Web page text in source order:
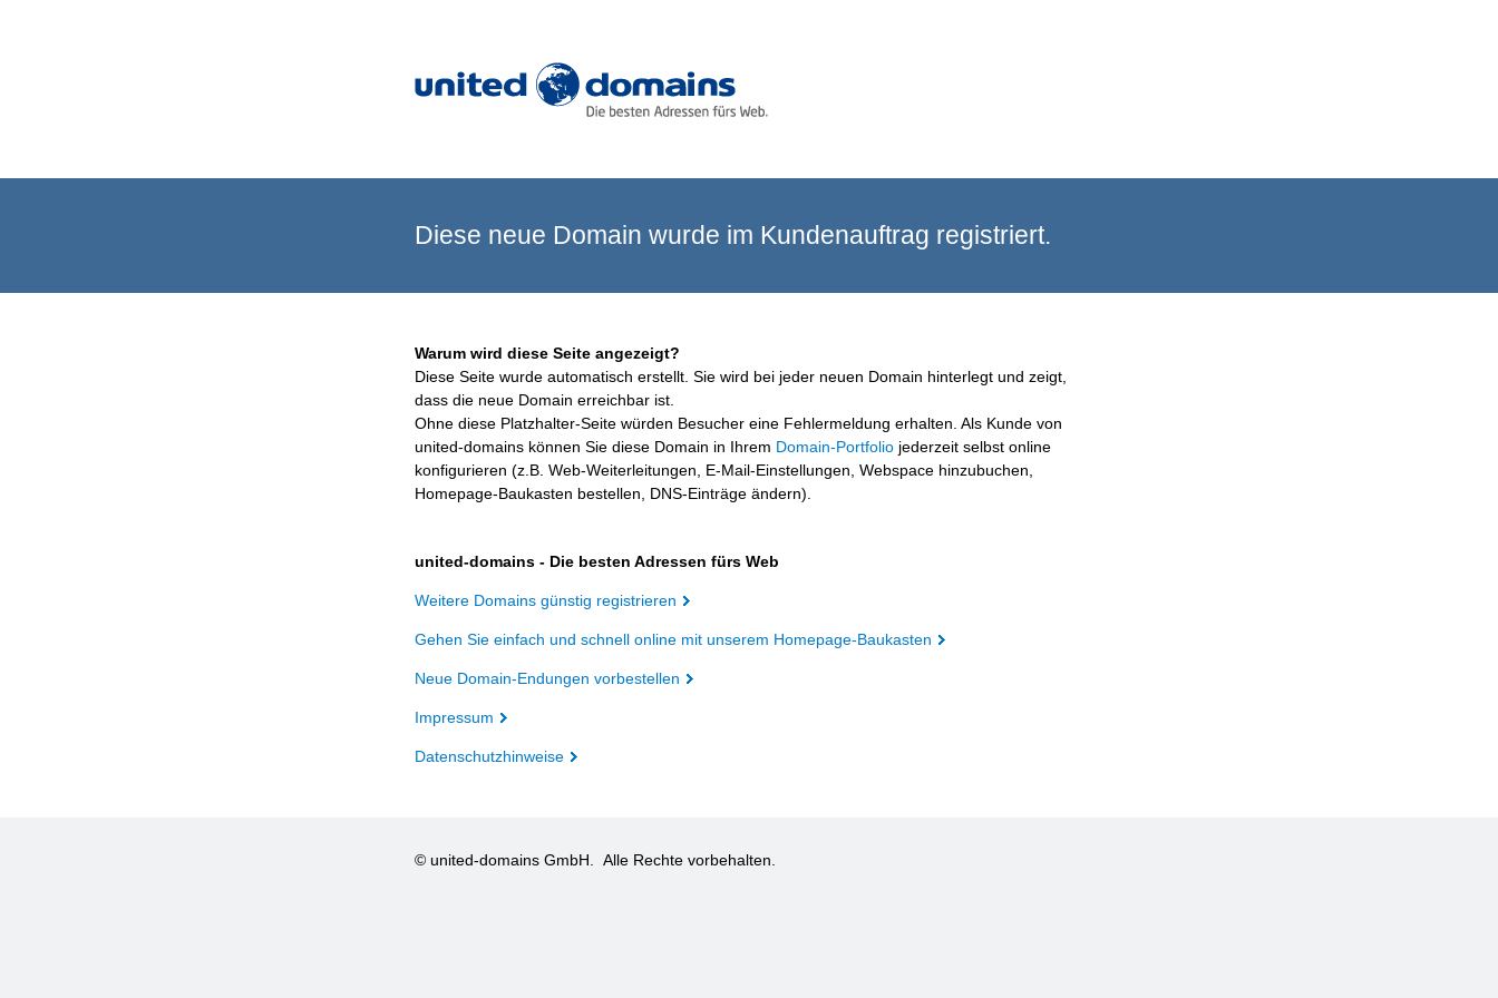
Diese neue Domain wurde im Kundenauftrag registriert.
Warum wird diese Seite angezeigt?
Diese Seite wurde automatisch erstellt. Sie wird bei jeder neuen Domain hinterlegt und zeigt,
dass die neue Domain erreichbar ist.
Ohne diese Platzhalter-Seite würden Besucher eine Fehlermeldung erhalten. Als Kunde von
united-domains können Sie diese Domain in Ihrem Domain-Portfolio jederzeit selbst online
konfigurieren (z.B. Web-Weiterleitungen, E-Mail-Einstellungen, Webspace hinzubuchen,
Homepage-Baukasten bestellen, DNS-Einträge ändern).
united-domains - Die besten Adressen fürs Web
Weitere Domains günstig registrieren
Gehen Sie einfach und schnell online mit unserem Homepage-Baukasten
Neue Domain-Endungen vorbestellen
Impressum
Datenschutzhinweise
© united-domains GmbH. Alle Rechte vorbehalten.